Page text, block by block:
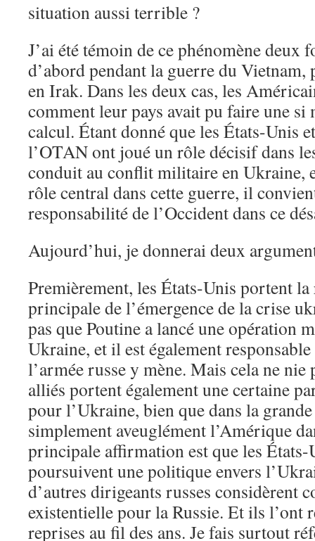
situation aussi terrible ?
J’ai été témoin de ce phénomène deux
d’abord pendant la guerre du Vietnam,
en Irak. Dans les deux cas, les
comment leur pays avait pu faire une si
calcul. Étant donné que les États-Unis
l’OTAN ont joué un rôle décisif dans
conduit au conflit militaire en Ukraine,
rôle central dans cette guerre, il
responsabilité de l’Occident dans ce
Aujourd’hui, je donnerai deux
Premièrement, les États-Unis portent
principale de l’émergence de la crise
pas que Poutine a lancé une opération
Ukraine, et il est également
l’armée russe y mène. Mais cela ne nie
alliés portent également une certaine
pour l’Ukraine, bien que dans la
simplement aveuglément l’Amérique
principale affirmation est que les
poursuivent une politique envers
d’autres dirigeants russes considèrent
existentielle pour la Russie. Et ils l’ont
reprises au fil des ans. Je fais surtout